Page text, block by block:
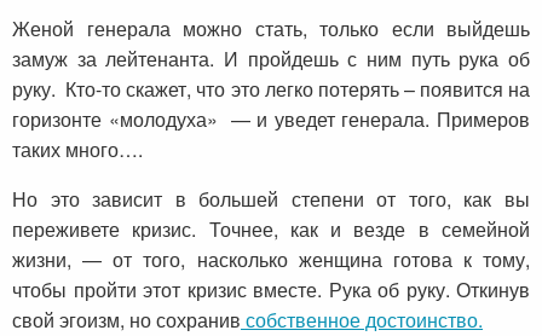
Женой генерала можно стать, только если выйдешь
замуж за лейтенанта. И пройдешь с ним путь рука об
руку. Кто-то скажет, что это легко потерять – появится на
горизонте «молодуха» — и уведет генерала. Примеров
таких много….
Но это зависит в большей степени от того, как вы
переживете кризис. Точнее, как и везде в семейной
жизни, — от того, насколько женщина готова к тому,
чтобы пройти этот кризис вместе. Рука об руку. Откинув
свой эгоизм, но сохранив собственное достоинство.